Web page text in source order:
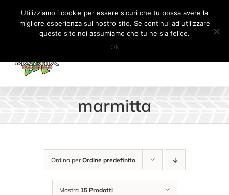
Salta
contenuto
Il mio account CARRELLO
marmitta
Ordina perOrdine predefinito
Mostra 15 Prodotti
Utilizziamo i cookie per essere sicuri che tu possa avere la
migliore esperienza sul nostro sito. Se continui ad utilizzare
questo sito noi assumiamo che tu ne sia felice.
Ok